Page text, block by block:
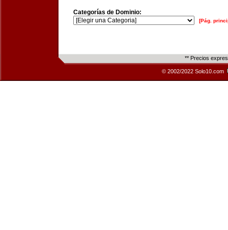
Categorías de Dominio:
[Pág.
** Precios
© 2002/2022 Solo10.com